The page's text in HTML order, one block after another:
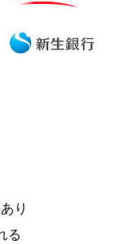
り
る